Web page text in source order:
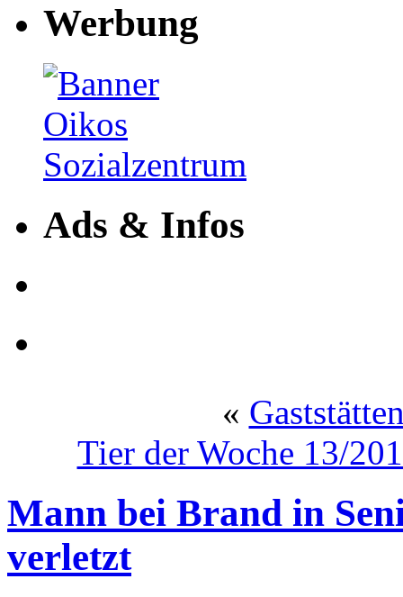
Werbung
Ads & Infos
«
Tier der Woche 13/
Mann bei Brand in
verletzt